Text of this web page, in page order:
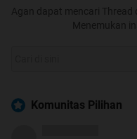
Agan dapat mencari Thread
Menemukan
Komunitas Pilihan